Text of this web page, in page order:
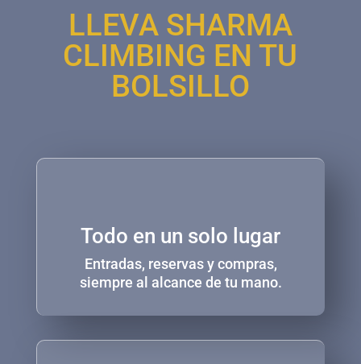
LLEVA SHARMA
CLIMBING EN TU
BOLSILLO
Todo en un solo lugar
Entradas, reservas y compras,
siempre al alcance de tu mano.